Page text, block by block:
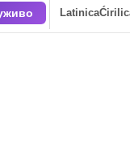
Latinica